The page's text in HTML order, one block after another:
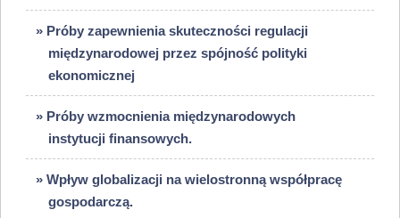
» Próby zapewnienia skuteczności regulacji
międzynarodowej przez spójność polityki
ekonomicznej
» Próby wzmocnienia międzynarodowych
instytucji finansowych.
» Wpływ globalizacji na wielostronną współpracę
gospodarczą.